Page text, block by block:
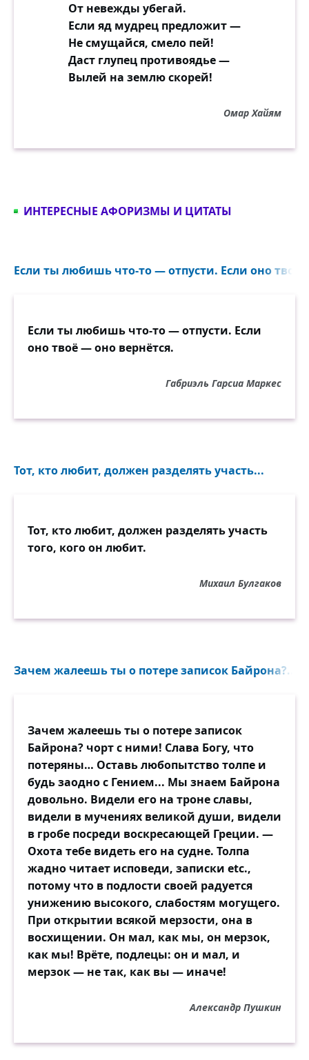
От невежды убегай.
Если яд мудрец предложит —
Не смущайся, смело пей!
Даст глупец противоядье —
Вылей на землю скорей!
Омар Хайям
ИНТЕРЕСНЫЕ АФОРИЗМЫ И ЦИТАТЫ
Если ты любишь что-то — отпусти. Если оно твоё
Если ты любишь что-то — отпусти. Если
оно твоё — оно вернётся.
Габриэль Гарсиа Маркес
Тот, кто любит, должен разделять участь...
Тот, кто любит, должен разделять участь
того, кого он любит.
Михаил Булгаков
Зачем жалеешь ты о потере записок Байрона?..
Зачем жалеешь ты о потере записок
Байрона? чорт с ними! Слава Богу, что
потеряны… Оставь любопытство толпе и
будь заодно с Гением... Мы знаем Байрона
довольно. Видели его на троне славы,
видели в мучениях великой души, видели
в гробе посреди воскресающей Греции. —
Охота тебе видеть его на судне. Толпа
жадно читает исповеди, записки etc.,
потому что в подлости своей радуется
унижению высокого, слабостям могущего.
При открытии всякой мерзости, она в
восхищении. Он мал, как мы, он мерзок,
как мы! Врёте, подлецы: он и мал, и
мерзок — не так, как вы — иначе!
Александр Пушкин